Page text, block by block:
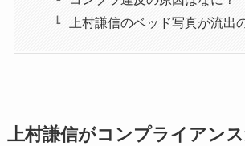
上村謙信のベッド写真が流出
上村謙信がコンプライアン